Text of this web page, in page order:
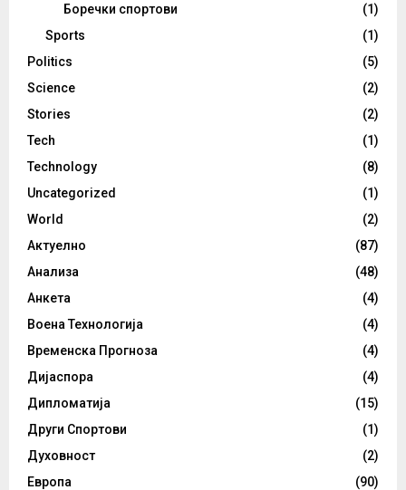
Боречки спортови
(1)
Sports
(1)
Politics
(5)
Science
(2)
Stories
(2)
Tech
(1)
Technology
(8)
Uncategorized
(1)
World
(2)
Актуелно
(87)
Анализа
(48)
Анкета
(4)
Воена Технологија
(4)
Временска Прогноза
(4)
Дијаспора
(4)
Дипломатија
(15)
Други Спортови
(1)
Духовност
(2)
Европа
(90)